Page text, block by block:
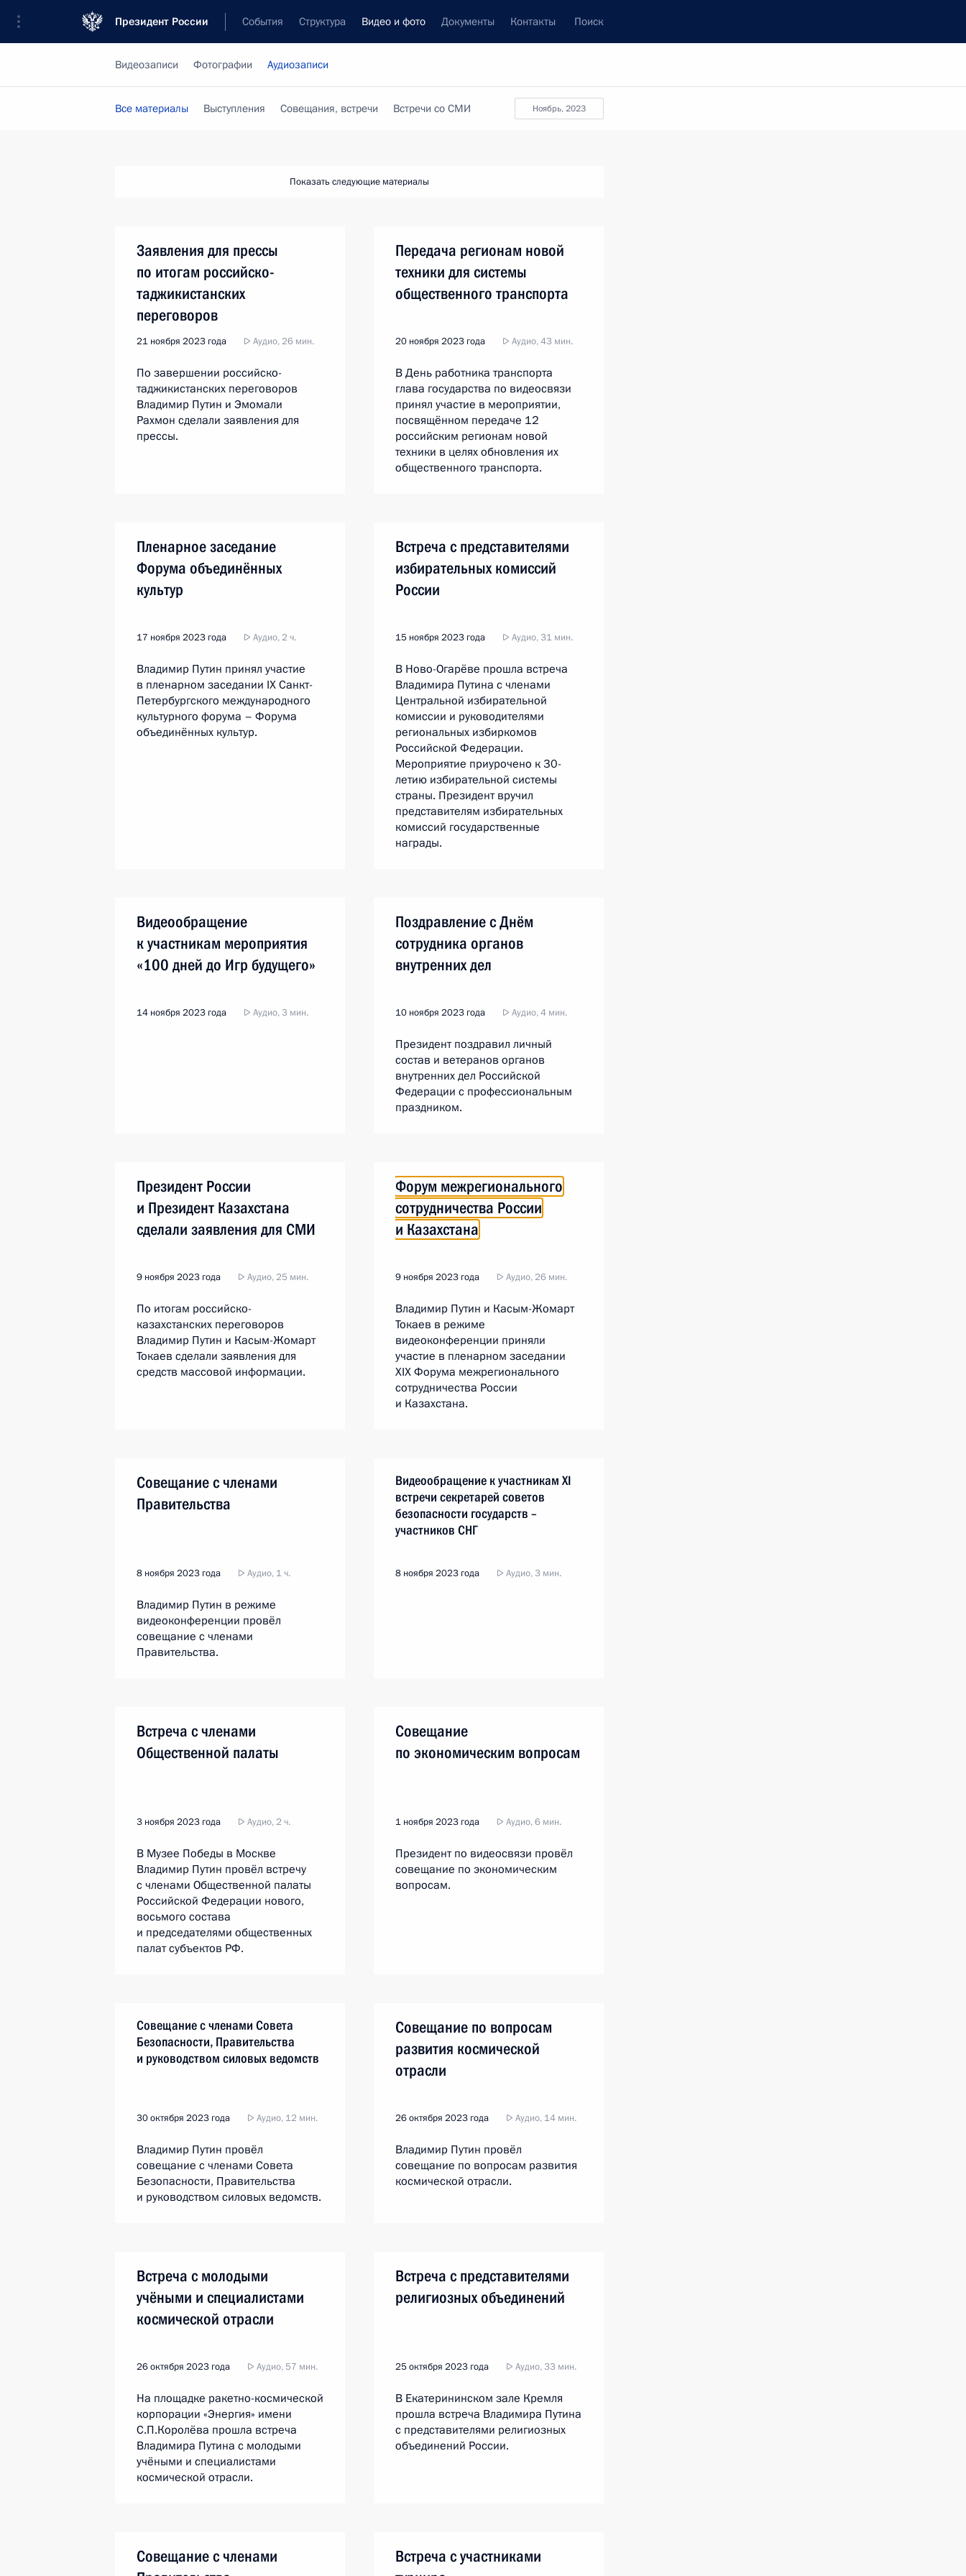
Президент России События Структура Видео и фото Документы Контакты Поиск
Видеозаписи Фотографии Аудиозаписи
ноябрь, 2023
Все материалы Выступления Совещания, встречи Встречи со СМИ
Показать следующие материалы
Заявления для прессы
по итогам российско-
таджикистанских
переговоров
21 ноября 2023 года Аудио, 26 мин.
По завершении российско-
таджикистанских переговоров
Владимир Путин и Эмомали
Рахмон сделали заявления для
прессы.
Передача регионам новой
техники для системы
общественного транспорта
20 ноября 2023 года Аудио, 43 мин.
В День работника транспорта
глава государства по видеосвязи
принял участие в мероприятии,
посвящённом передаче 12
российским регионам новой
техники в целях обновления их
общественного транспорта.
Пленарное заседание
Форума объединённых
культур
17 ноября 2023 года Аудио, 2 ч.
Владимир Путин принял участие
в пленарном заседании IX Санкт-
Петербургского международного
культурного форума – Форума
объединённых культур.
Встреча с представителями
избирательных комиссий
России
15 ноября 2023 года Аудио, 31 мин.
В Ново-Огарёве прошла встреча
Владимира Путина с членами
Центральной избирательной
комиссии и руководителями
региональных избиркомов
Российской Федерации.
Мероприятие приурочено к 30-
летию избирательной системы
страны. Президент вручил
представителям избирательных
комиссий государственные
награды.
Видеообращение
к участникам мероприятия
«100 дней до Игр будущего»
14 ноября 2023 года Аудио, 3 мин.
Поздравление с Днём
сотрудника органов
внутренних дел
10 ноября 2023 года Аудио, 4 мин.
Президент поздравил личный
состав и ветеранов органов
внутренних дел Российской
Федерации с профессиональным
праздником.
Президент России
и Президент Казахстана
сделали заявления для СМИ
9 ноября 2023 года Аудио, 25 мин.
По итогам российско-
казахстанских переговоров
Владимир Путин и Касым-Жомарт
Токаев сделали заявления для
средств массовой информации.
Форум межрегионального
сотрудничества России
и Казахстана
9 ноября 2023 года Аудио, 26 мин.
Владимир Путин и Касым-Жомарт
Токаев в режиме
видеоконференции приняли
участие в пленарном заседании
ХIX Форума межрегионального
сотрудничества России
и Казахстана.
Совещание с членами
Правительства
8 ноября 2023 года Аудио, 1 ч.
Владимир Путин в режиме
видеоконференции провёл
совещание с членами
Правительства.
Видеообращение к участникам ХI
встречи секретарей советов
безопасности государств –
участников СНГ
8 ноября 2023 года Аудио, 3 мин.
Встреча с членами
Общественной палаты
3 ноября 2023 года Аудио, 2 ч.
В Музее Победы в Москве
Владимир Путин провёл встречу
с членами Общественной палаты
Российской Федерации нового,
восьмого состава
и председателями общественных
палат субъектов РФ.
Совещание
по экономическим вопросам
1 ноября 2023 года Аудио, 6 мин.
Президент по видеосвязи провёл
совещание по экономическим
вопросам.
Совещание с членами Совета
Безопасности, Правительства
и руководством силовых ведомств
30 октября 2023 года Аудио, 12 мин.
Владимир Путин провёл
совещание с членами Совета
Безопасности, Правительства
и руководством силовых ведомств.
Совещание по вопросам
развития космической
отрасли
26 октября 2023 года Аудио, 14 мин.
Владимир Путин провёл
совещание по вопросам развития
космической отрасли.
Встреча с молодыми
учёными и специалистами
космической отрасли
26 октября 2023 года Аудио, 57 мин.
На площадке ракетно-космической
корпорации «Энергия» имени
С.П.Королёва прошла встреча
Владимира Путина с молодыми
учёными и специалистами
космической отрасли.
Встреча с представителями
религиозных объединений
25 октября 2023 года Аудио, 33 мин.
В Екатерининском зале Кремля
прошла встреча Владимира Путина
с представителями религиозных
объединений России.
Совещание с членами
Встреча с участниками